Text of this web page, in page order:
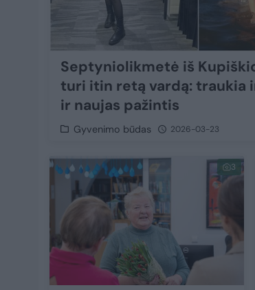
Septyniolikmetė iš
turi itin retą vardą: traukia
ir naujas pažintis
Gyvenimo būdas 2026-03-23
3